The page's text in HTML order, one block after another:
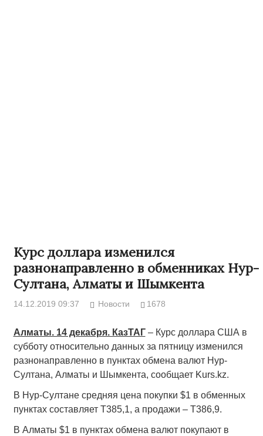
Курс доллара изменился
разнонаправленно в обменниках Нур-
Султана, Алматы и Шымкента
14.12.2019 09:37 Новости 1678
Алматы. 14 декабря. КазТАГ– Курс доллара США в
субботу относительно данных за пятницу изменился
разнонаправленно в пунктах обмена валют Нур-
Султана, Алматы и Шымкента, сообщает Kurs.kz.
В Нур-Султане средняя цена покупки $1 в обменных
пунктах составляет Т385,1, а продажи – Т386,9.
В Алматы $1 в пунктах обмена валют покупают в